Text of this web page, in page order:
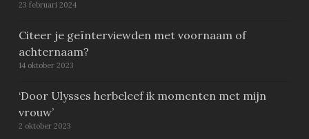
23 februari 2024
Citeer je geïnterviewden met voornaam of
achternaam?
14 oktober 2023
‘Door Ulysses herbeleef ik momenten met mijn
vrouw’
2 oktober 2023